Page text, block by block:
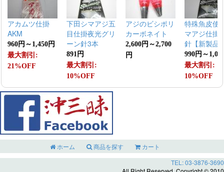
アカムツ仕掛
AKM
960円～1,450円
最大割引:
21%OFF
下田シマアジ五
目仕掛夜光グリ
ーン針3本
891円
最大割引:
10%OFF
アジのビシポリ
カーボネイト
2,600円～2,700
円
特殊魚皮使
マアジ仕掛
針【新製品
990円～
最大割引:
10%OFF
ホーム 商品を探す
カート
TEL: 03-3876-3690